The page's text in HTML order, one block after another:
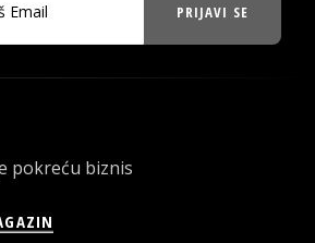
PRIJAVI SE
pokreću biznis